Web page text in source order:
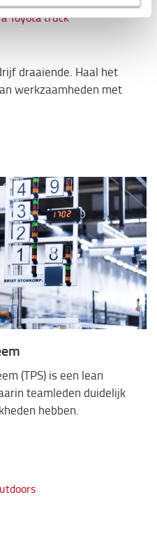
draaiende. Haal het
werkzaamheden met
(TPS) is een lean
teamleden duidelijk
hebben.